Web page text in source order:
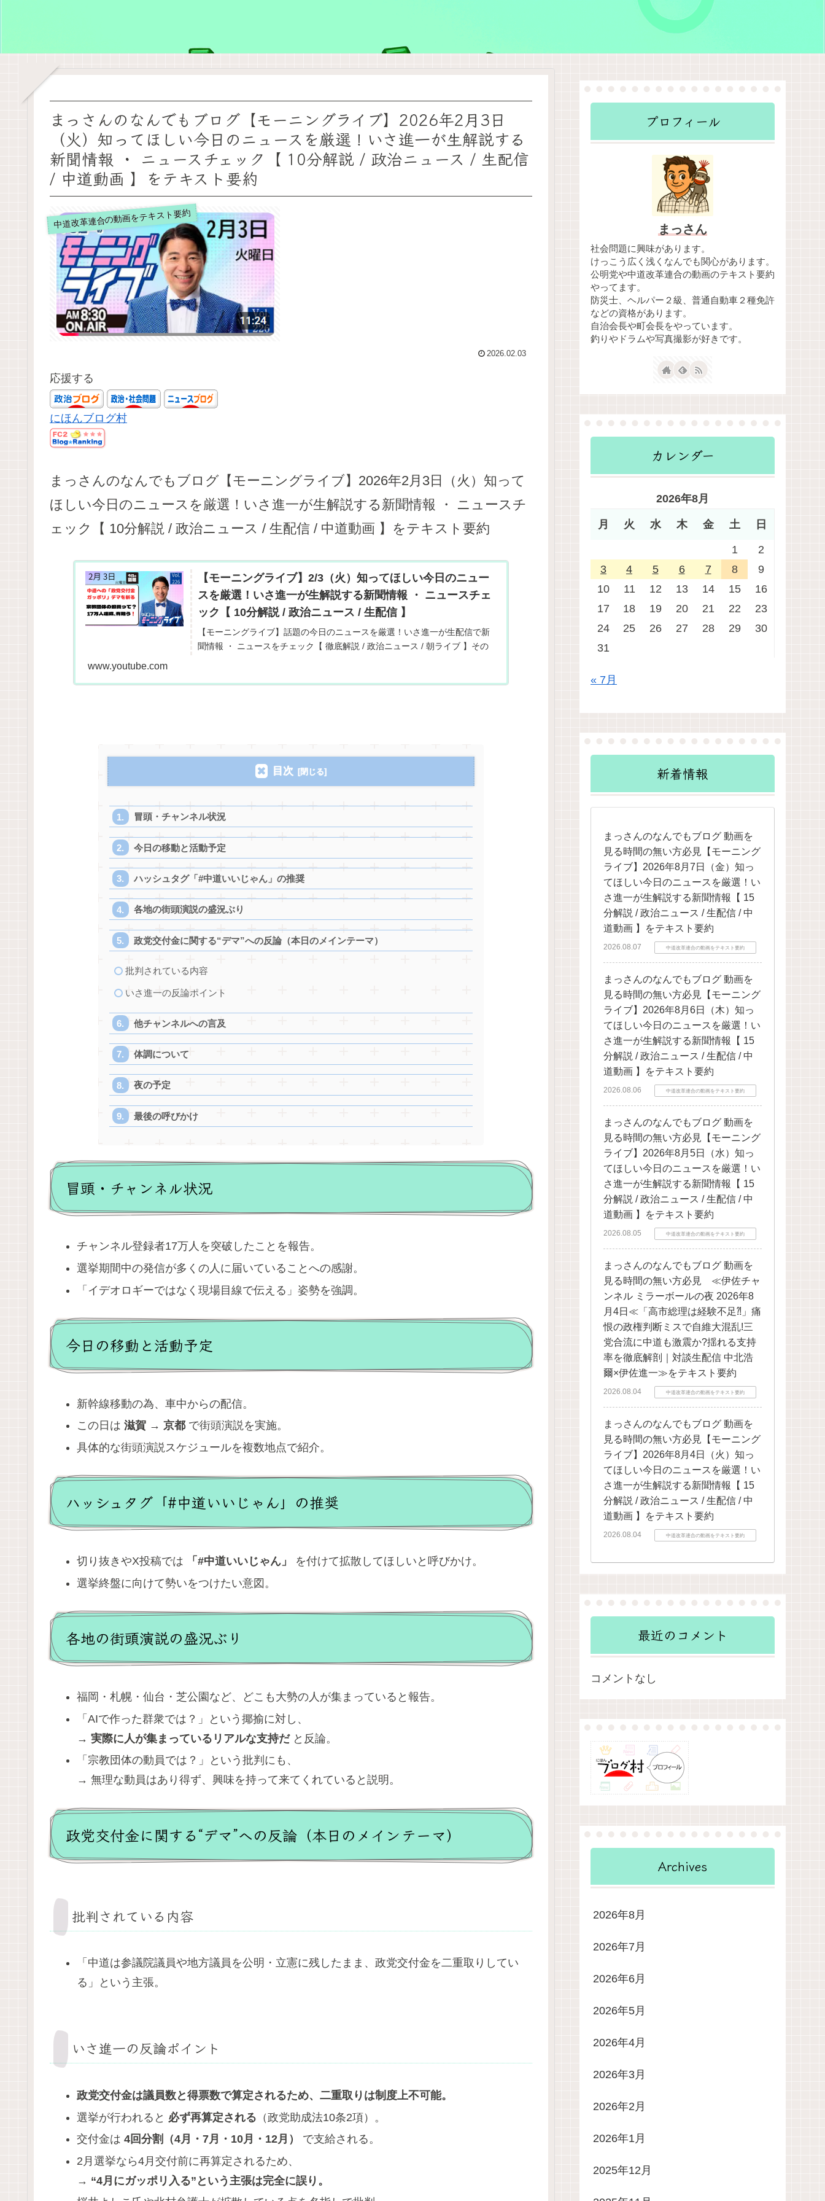
まっさんのなんでもブログ【モーニングライブ】2026年2月3日
（火）知ってほしい今日のニュースを厳選！いさ進一が生解説する
新聞情報 ・ ニュースチェック【 10分解説 / 政治ニュース / 生配信
/ 中道動画 】をテキスト要約
中道改革連合の動画をテキスト要約
2026.02.03
応援する
にほんブログ村
まっさんのなんでもブログ【モーニングライブ】2026年2月3日（火）知って
ほしい今日のニュースを厳選！いさ進一が生解説する新聞情報 ・ ニュースチ
ェック【 10分解説 / 政治ニュース / 生配信 / 中道動画 】をテキスト要約
【モーニングライブ】2/3（火）知ってほしい今日のニュー
スを厳選！いさ進一が生解説する新聞情報 ・ ニュースチェ
ック【 10分解説 / 政治ニュース / 生配信 】
【モーニングライブ】話題の今日のニュースを厳選！いさ進一が生配信で新
聞情報 ・ ニュースをチェック【 徹底解説 / 政治ニュース / 朝ライブ 】その
www.youtube.com
目次
冒頭・チャンネル状況
今日の移動と活動予定
ハッシュタグ「#中道いいじゃん」の推奨
各地の街頭演説の盛況ぶり
政党交付金に関する“デマ”への反論（本日のメインテーマ）
批判されている内容
いさ進一の反論ポイント
他チャンネルへの言及
体調について
夜の予定
最後の呼びかけ
冒頭・チャンネル状況
チャンネル登録者17万人を突破したことを報告。
選挙期間中の発信が多くの人に届いていることへの感謝。
「イデオロギーではなく現場目線で伝える」姿勢を強調。
今日の移動と活動予定
新幹線移動の為、車中からの配信。
この日は 滋賀 → 京都で街頭演説を実施。
具体的な街頭演説スケジュールを複数地点で紹介。
ハッシュタグ「#中道いいじゃん」の推奨
切り抜きやX投稿では 「#中道いいじゃん」
を付けて拡散してほしいと呼びかけ。
選挙終盤に向けて勢いをつけたい意図。
各地の街頭演説の盛況ぶり
福岡・札幌・仙台・芝公園など、どこも大勢の人が集まっていると報告。
「AIで作った群衆では？」という揶揄に対し、
→ 実際に人が集まっているリアルな支持だと反論。
「宗教団体の動員では？」という批判にも、
→ 無理な動員はあり得ず、興味を持って来てくれていると説明。
政党交付金に関する“デマ”への反論（本日のメインテーマ）
批判されている内容
「中道は参議院議員や地方議員を公明・立憲に残したまま、政党交付金を二重取りしてい
る」という主張。
いさ進一の反論ポイント
政党交付金は議員数と得票数で算定されるため、二重取りは制度上不可能。
選挙が行われると 必ず再算定される （政党助成法10条2項）。
交付金は 4回分割（4月・7月・10月・12月）
で支給される。
2月選挙なら4月交付前に再算定されるため、
→ “4月にガッポリ入る”という主張は完全に誤り。
プロフィール
まっさん
社会問題に興味があります。
けっこう広く浅くなんでも関心があります。
公明党や中道改革連合の動画のテキスト要約
やってます。
防災士、ヘルパー２級、普通自動車２種免許
などの資格があります。
自治会長や町会長をやっています。
釣りやドラムや写真撮影が好きです。
カレンダー
2026年8月
月 火 水 木 金 土 日
1
2
3
4 5 6 7 8
9
10
11 12 13 14 15
16
17
18 19 20 21 22
23
24
25 26 27 28 29
30
31
« 7月
新着情報
まっさんのなんでもブログ 動画を
見る時間の無い方必見【モーニング
ライブ】2026年8月7日（金）知っ
てほしい今日のニュースを厳選！い
さ進一が生解説する新聞情報【 15
分解説 / 政治ニュース / 生配信 / 中
道動画 】をテキスト要約
2026.08.07 中道改革連合の動画をテキスト要約
まっさんのなんでもブログ 動画を
見る時間の無い方必見【モーニング
ライブ】2026年8月6日（木）知っ
てほしい今日のニュースを厳選！い
さ進一が生解説する新聞情報【 15
分解説 / 政治ニュース / 生配信 / 中
道動画 】をテキスト要約
2026.08.06 中道改革連合の動画をテキスト要約
まっさんのなんでもブログ 動画を
見る時間の無い方必見【モーニング
ライブ】2026年8月5日（水）知っ
てほしい今日のニュースを厳選！い
さ進一が生解説する新聞情報【 15
分解説 / 政治ニュース / 生配信 / 中
道動画 】をテキスト要約
2026.08.05 中道改革連合の動画をテキスト要約
まっさんのなんでもブログ 動画を
見る時間の無い方必見 ≪伊佐チャ
ンネル ミラーボールの夜 2026年8
月4日≪「高市総理は経験不足⁈」痛
恨の政権判断ミスで自維大混乱!三
党合流に中道も激震か?揺れる支持
率を徹底解剖｜対談生配信 中北浩
爾×伊佐進一≫をテキスト要約
2026.08.04 中道改革連合の動画をテキスト要約
まっさんのなんでもブログ 動画を
見る時間の無い方必見【モーニング
ライブ】2026年8月4日（火）知っ
てほしい今日のニュースを厳選！い
さ進一が生解説する新聞情報【 15
分解説 / 政治ニュース / 生配信 / 中
道動画 】をテキスト要約
2026.08.04 中道改革連合の動画をテキスト要約
最近のコメント
コメントなし
Archives
2026年8月
2026年7月
2026年6月
2026年5月
2026年4月
2026年3月
2026年2月
2026年1月
2025年12月